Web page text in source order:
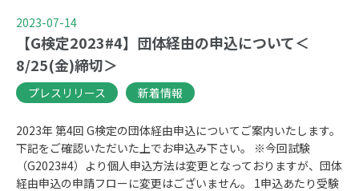
2023-07-14
【G検定2023#4】団体経由の申込について＜
8/25(金)締切＞
プレスリリース 新着情報
2023年 第4回 G検定の団体経由申込についてご案内いたします。
下記をご確認いただいた上でお申込み下さい。 ※今回試験
（G2023#4）より個人申込方法は変更となっておりますが、団体
経由申込の申請フローに変更はございません。 1申込あたり受験